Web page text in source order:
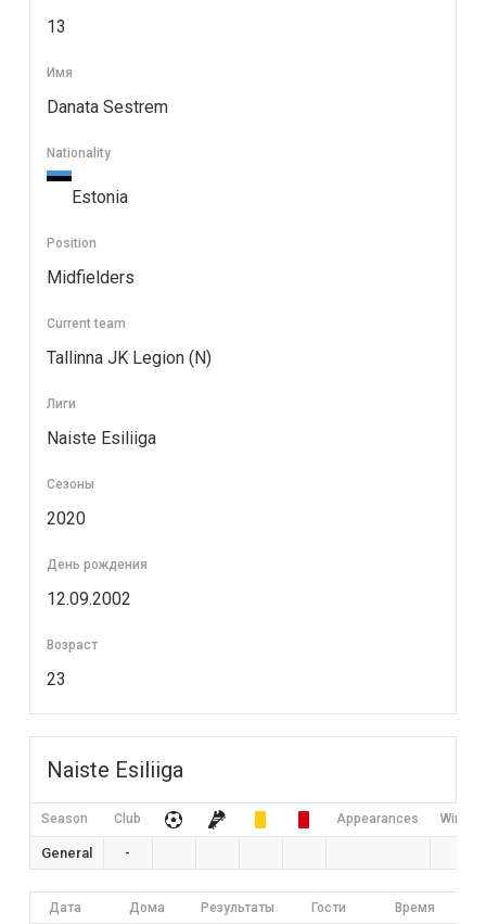
13
Имя
Danata Sestrem
Nationality
Estonia
Position
Midfielders
Current team
Tallinna JK Legion (N)
Лиги
Naiste Esiliiga
Сезоны
2020
День рождения
12.09.2002
Возраст
23
Naiste Esiliiga
Season Club Appearances Win
General -
Дата Дома Результаты Гости Время